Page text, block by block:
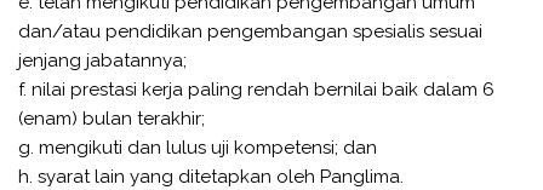
dan/atau pendidikan pengembangan spesialis sesuai
jenjang jabatannya;
f. nilai prestasi kerja paling rendah bernilai baik dalam 6
(enam) bulan terakhir;
g. mengikuti dan lulus uji kompetensi; dan
h. syarat lain yang ditetapkan oleh Panglima.